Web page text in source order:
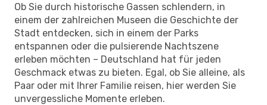
Ob Sie durch historische Gassen schlendern, in
einem der zahlreichen Museen die Geschichte der
Stadt entdecken, sich in einem der Parks
entspannen oder die pulsierende Nachtszene
erleben möchten – Deutschland hat für jeden
Geschmack etwas zu bieten. Egal, ob Sie alleine, als
Paar oder mit Ihrer Familie reisen, hier werden Sie
unvergessliche Momente erleben.